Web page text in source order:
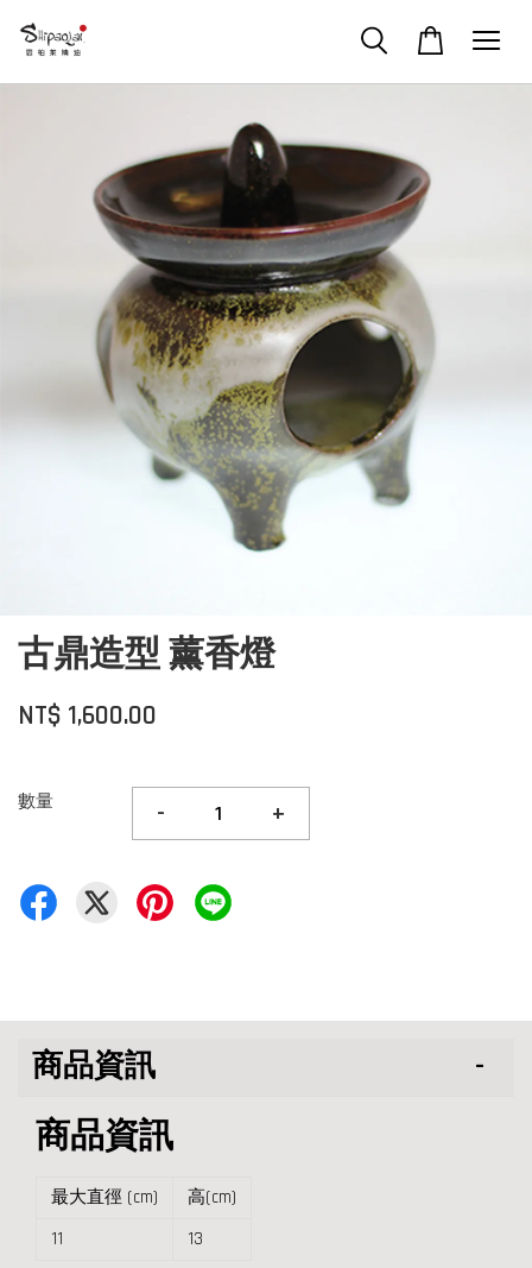
古鼎造型 薰香燈
NT$ 1,600.00
數量 - +
商品資訊
商品資訊
最大直徑 (cm)
高(cm)
11
13